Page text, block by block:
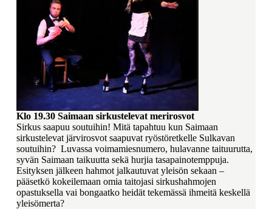
Klo 19.30 Saimaan sirkustelevat merirosvot
Sirkus saapuu soutuihin! Mitä tapahtuu kun Saimaan
sirkustelevat järvirosvot saapuvat ryöstöretkelle Sulkavan
soutuihin? Luvassa voimamiesnumero, hulavanne taituurutta,
syvän Saimaan taikuutta sekä hurjia tasapainotemppuja.
Esityksen jälkeen hahmot jalkautuvat yleisön sekaan –
pääsetkö kokeilemaan omia taitojasi sirkushahmojen
opastuksella vai bongaatko heidät tekemässä ihmeitä keskellä
yleisömerta?